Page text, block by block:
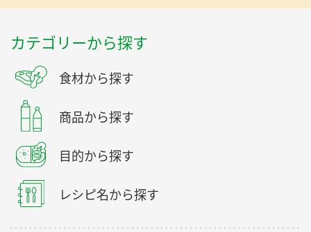
カテゴリーから探す
食材から探す
商品から探す
目的から探す
レシピ名から探す